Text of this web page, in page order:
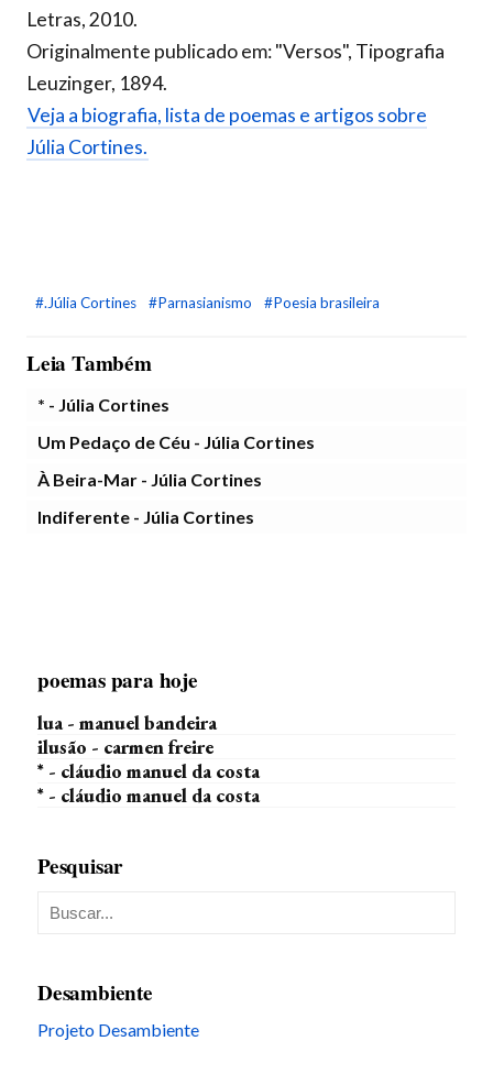
Letras, 2010.
Originalmente publicado em: "Versos", Tipografia
Leuzinger, 1894.
Veja a biografia, lista de poemas e artigos sobre
Júlia Cortines.
#.Júlia Cortines #Parnasianismo #Poesia brasileira
Leia Também
* - Júlia Cortines
Um Pedaço de Céu - Júlia Cortines
À Beira-Mar - Júlia Cortines
Indiferente - Júlia Cortines
poemas para hoje
lua - manuel bandeira
ilusão - carmen freire
* - cláudio manuel da costa
* - cláudio manuel da costa
Pesquisar
Desambiente
Projeto Desambiente